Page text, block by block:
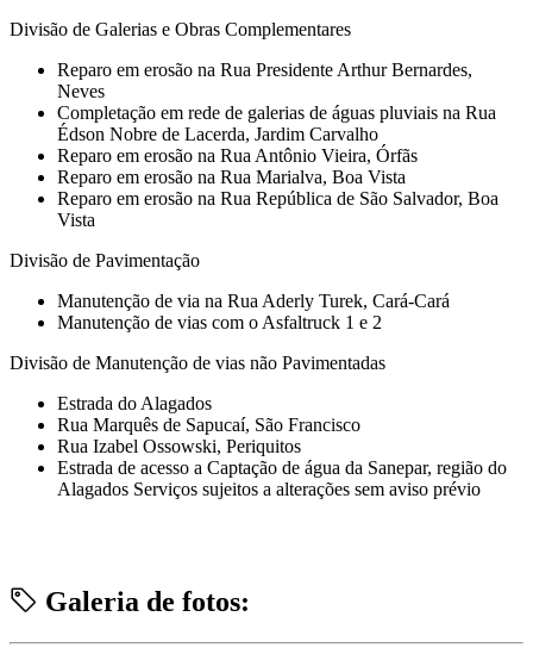
Divisão de Galerias e Obras Complementares
Reparo em erosão na Rua Presidente Arthur Bernardes,
Neves
Completação em rede de galerias de águas pluviais na Rua
Édson Nobre de Lacerda, Jardim Carvalho
Reparo em erosão na Rua Antônio Vieira, Órfãs
Reparo em erosão na Rua Marialva, Boa Vista
Reparo em erosão na Rua República de São Salvador, Boa
Vista
Divisão de Pavimentação
Manutenção de via na Rua Aderly Turek, Cará-Cará
Manutenção de vias com o Asfaltruck 1 e 2
Divisão de Manutenção de vias não Pavimentadas
Estrada do Alagados
Rua Marquês de Sapucaí, São Francisco
Rua Izabel Ossowski, Periquitos
Estrada de acesso a Captação de água da Sanepar, região do
Alagados Serviços sujeitos a alterações sem aviso prévio
Galeria de fotos: